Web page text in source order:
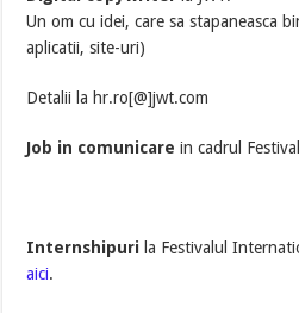
Un om cu idei, care sa stapaneasca
aplicatii, site-uri)
Detalii la hr.ro[@]jwt.com
Job in comunicare in cadrul
Internshipuri la Festivalul
aici.